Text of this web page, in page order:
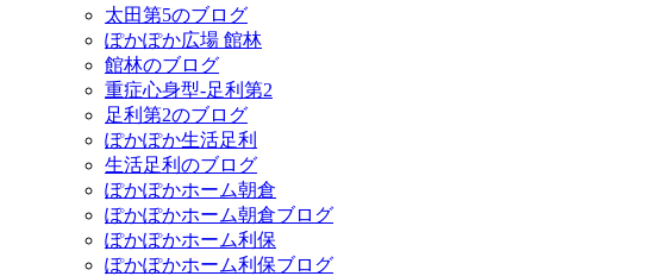
太田第5のブログ
ぽかぽか広場 館林
館林のブログ
重症心身型-足利第2
足利第2のブログ
ぽかぽか生活足利
生活足利のブログ
ぽかぽかホーム朝倉
ぽかぽかホーム朝倉ブログ
ぽかぽかホーム利保
ぽかぽかホーム利保ブログ